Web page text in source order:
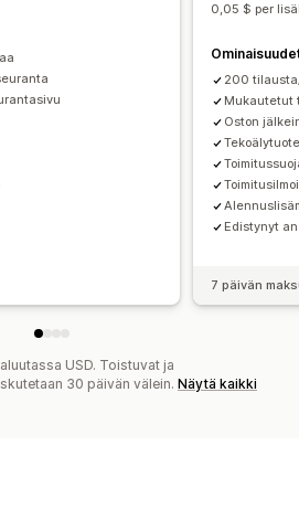
0,05 $ per
200
Mukautetut
Oston
Edistynyt
7 päivän
USD. Toistuvat ja
30 päivän välein. Näytä kaikki